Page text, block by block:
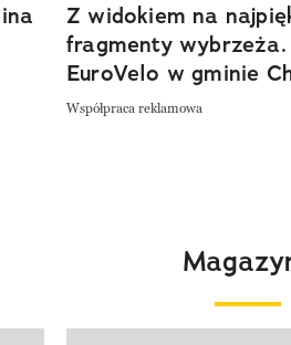
Z widokiem na
fragmenty wybrzeża.
EuroVelo w gminie
Współpraca reklamowa